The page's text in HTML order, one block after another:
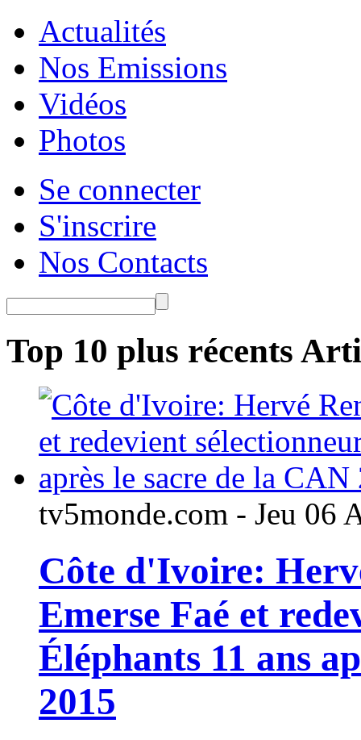
Actualités
Nos Emissions
Vidéos
Photos
Se connecter
S'inscrire
Nos Contacts
Top 10 plus récents
tv5monde.com - Jeu 06
Côte d'Ivoire:
Emerse Faé et
Éléphants 11 ans
2015